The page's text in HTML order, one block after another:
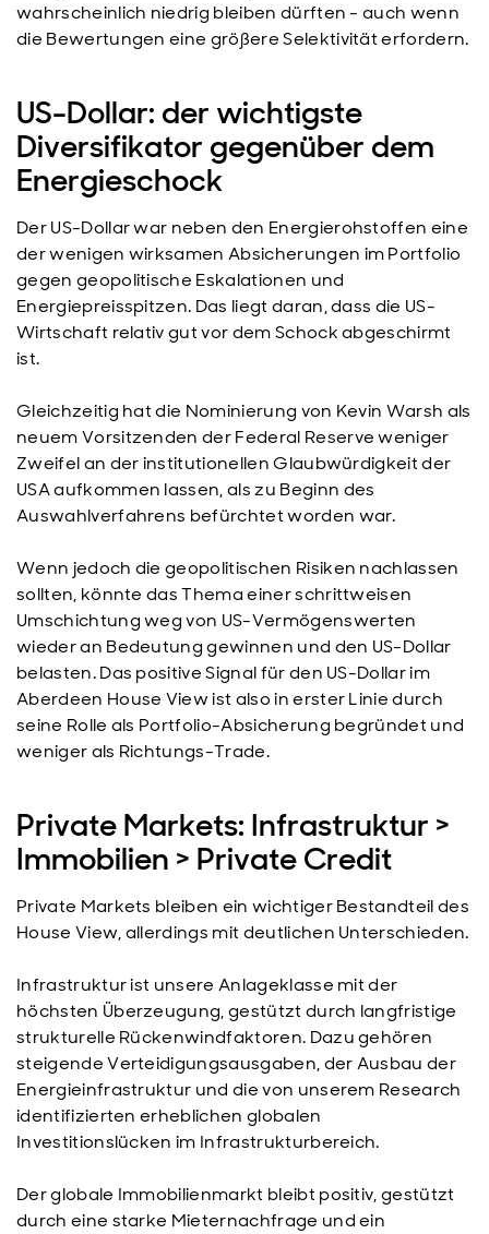
wahrscheinlich niedrig bleiben dürften - auch wenn
die Bewertungen eine größere Selektivität erfordern.
US-Dollar: der wichtigste
Diversifikator gegenüber dem
Energieschock
Der US-Dollar war neben den Energierohstoffen eine
der wenigen wirksamen Absicherungen im Portfolio
gegen geopolitische Eskalationen und
Energiepreisspitzen. Das liegt daran, dass die US-
Wirtschaft relativ gut vor dem Schock abgeschirmt
ist.
Gleichzeitig hat die Nominierung von Kevin Warsh als
neuem Vorsitzenden der Federal Reserve weniger
Zweifel an der institutionellen Glaubwürdigkeit der
USA aufkommen lassen, als zu Beginn des
Auswahlverfahrens befürchtet worden war.
Wenn jedoch die geopolitischen Risiken nachlassen
sollten, könnte das Thema einer schrittweisen
Umschichtung weg von US-Vermögenswerten
wieder an Bedeutung gewinnen und den US-Dollar
belasten. Das positive Signal für den US-Dollar im
Aberdeen House View ist also in erster Linie durch
seine Rolle als Portfolio-Absicherung begründet und
weniger als Richtungs-Trade.
Private Markets: Infrastruktur >
Immobilien > Private Credit
Private Markets bleiben ein wichtiger Bestandteil des
House View, allerdings mit deutlichen Unterschieden.
Infrastruktur ist unsere Anlageklasse mit der
höchsten Überzeugung, gestützt durch langfristige
strukturelle Rückenwindfaktoren. Dazu gehören
steigende Verteidigungsausgaben, der Ausbau der
Energieinfrastruktur und die von unserem Research
identifizierten erheblichen globalen
Investitionslücken im Infrastrukturbereich.
Der globale Immobilienmarkt bleibt positiv, gestützt
durch eine starke Mieternachfrage und ein